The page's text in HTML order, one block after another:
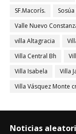
SF.Macorís.
Valle Nuevo
villa Altagracia
Villa Central Bh
Villa Isabela
Villa
Villa Vásquez Monte
Noticias